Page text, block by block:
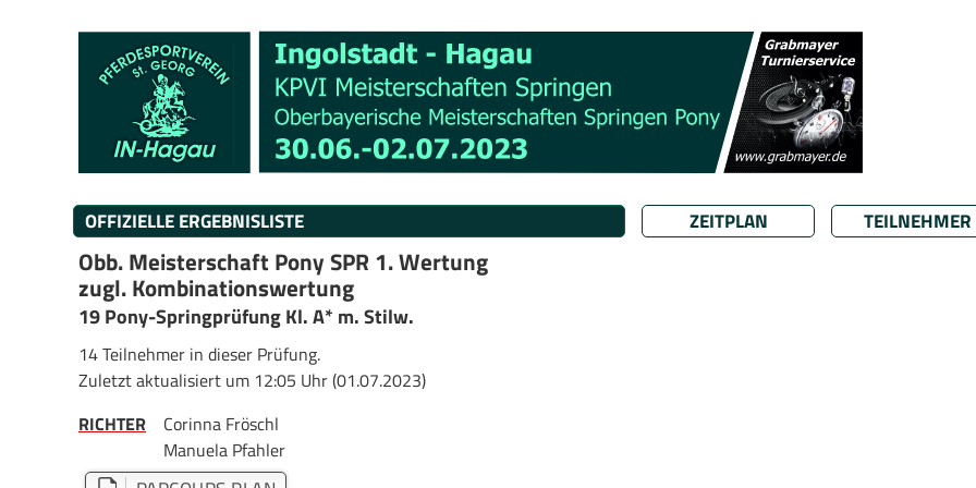
OFFIZIELLE ERGEBNISLISTE ZEITPLAN TEILNEHMER
Obb. Meisterschaft Pony SPR 1. Wertung
zugl. Kombinationswertung
19 Pony-Springprüfung Kl. A* m. Stilw.
14 Teilnehmer in dieser Prüfung.
Zuletzt aktualisiert um 12:05 Uhr (01.07.2023)
RICHTER
Corinna Fröschl
Manuela Pfahler